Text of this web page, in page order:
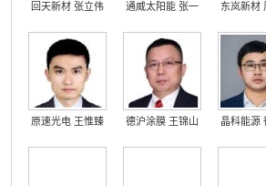
回天新材 张立伟 通威太阳能 张一 东岚新材
原速光电 王惟臻 德沪涂膜 王锦山 晶科能源